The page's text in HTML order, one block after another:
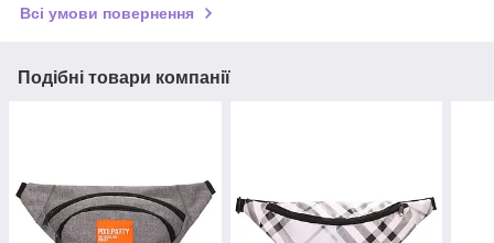
Всі умови повернення
Подібні товари компанії